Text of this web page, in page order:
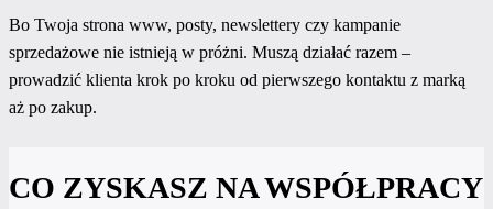
Bo Twoja strona www, posty, newslettery czy kampanie
sprzedażowe nie istnieją w próżni. Muszą działać razem –
prowadzić klienta krok po kroku od pierwszego kontaktu z marką
aż po zakup.
CO ZYSKASZ NA WSPÓŁPRACY